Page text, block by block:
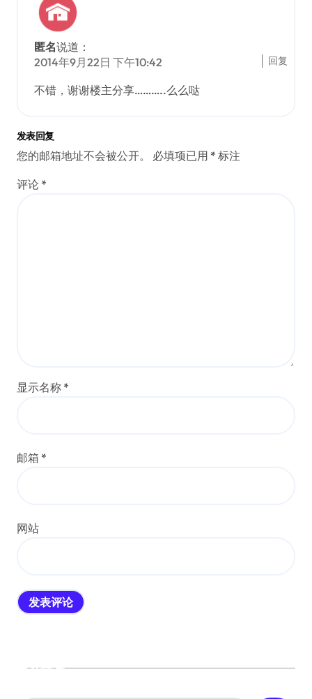
匿名说道：
2014年9月22日 下午10:42
不错，谢谢楼主分享………..么么哒
回复
发表回复
您的邮箱地址不会被公开。 必填项已用 * 标注
评论 *
显示名称 *
邮箱 *
网站
搜索